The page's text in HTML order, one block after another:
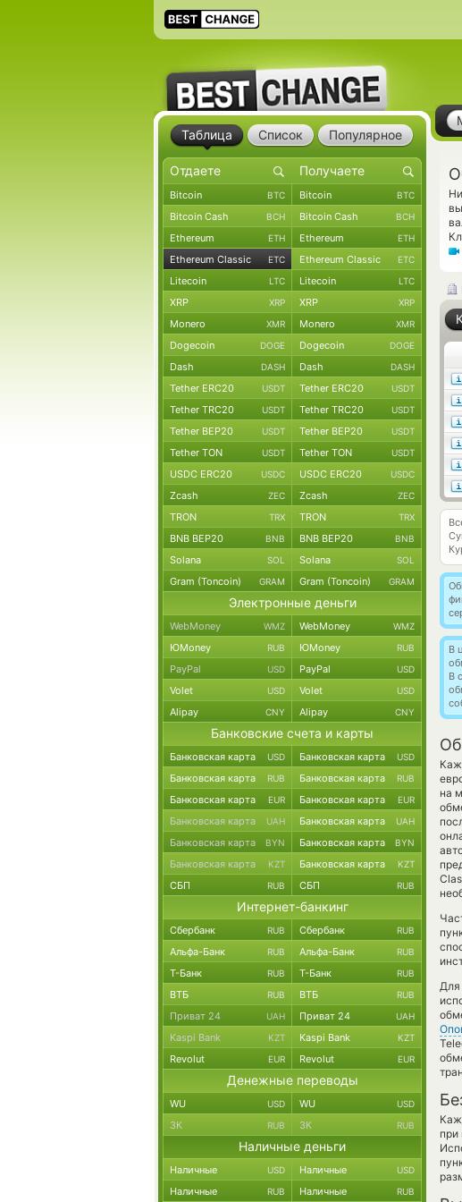
В
В
на
Для
при
Таблица Список Популярное
Bitcoin BTC Bitcoin BTC
Bitcoin Cash BCH Bitcoin Cash BCH
Ethereum ETH Ethereum ETH
Ethereum Classic ETC Ethereum Classic ETC
Litecoin LTC Litecoin LTC
XRP XRP XRP XRP
Monero XMR Monero XMR
Dogecoin DOGE Dogecoin DOGE
Dash DASH Dash DASH
Tether ERC20 USDT Tether ERC20 USDT
Tether TRC20 USDT Tether TRC20 USDT
Tether BEP20 USDT Tether BEP20 USDT
Tether TON USDT Tether TON USDT
USDC ERC20 USDC USDC ERC20 USDC
Zcash ZEC Zcash ZEC
TRON TRX TRON TRX
BNB BEP20 BNB BNB BEP20 BNB
Solana SOL Solana SOL
Gram (Toncoin) GRAM Gram (Toncoin) GRAM
Электронные деньги
WebMoney WMZ WebMoney WMZ
ЮMoney RUB ЮMoney RUB
PayPal USD PayPal USD
Volet USD Volet USD
Alipay CNY Alipay CNY
Банковские счета и карты
Банковская карта USD Банковская карта USD
Банковская карта RUB Банковская карта RUB
Банковская карта EUR Банковская карта EUR
Банковская карта UAH Банковская карта UAH
Банковская карта BYN Банковская карта BYN
Банковская карта KZT Банковская карта KZT
СБП RUB СБП RUB
Интернет-банкинг
Сбербанк RUB Сбербанк RUB
Альфа-Банк RUB Альфа-Банк RUB
Т-Банк RUB Т-Банк RUB
ВТБ RUB ВТБ RUB
Приват 24 UAH Приват 24 UAH
Kaspi Bank KZT Kaspi Bank KZT
Revolut EUR Revolut EUR
Денежные переводы
WU USD WU USD
ЗК RUB ЗК RUB
Наличные деньги
Наличные USD Наличные USD
Наличные RUB Наличные RUB